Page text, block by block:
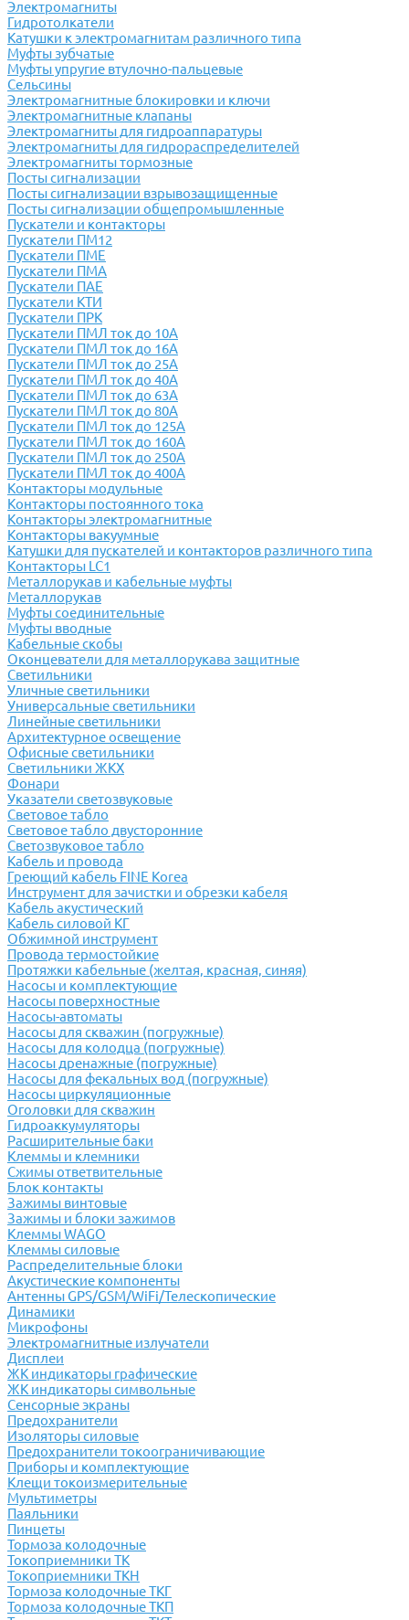
Электромагниты
Гидротолкатели
Катушки к электромагнитам различного типа
Муфты зубчатые
Муфты упругие втулочно-пальцевые
Сельсины
Электромагнитные блокировки и ключи
Электромагнитные клапаны
Электромагниты для гидроаппаратуры
Электромагниты для гидрораспределителей
Электромагниты тормозные
Посты сигнализации
Посты сигнализации взрывозащищенные
Посты сигнализации общепромышленные
Пускатели и контакторы
Пускатели ПМ12
Пускатели ПМЕ
Пускатели ПМА
Пускатели ПАЕ
Пускатели КТИ
Пускатели ПРК
Пускатели ПМЛ ток до 10А
Пускатели ПМЛ ток до 16А
Пускатели ПМЛ ток до 25А
Пускатели ПМЛ ток до 40А
Пускатели ПМЛ ток до 63А
Пускатели ПМЛ ток до 80А
Пускатели ПМЛ ток до 125А
Пускатели ПМЛ ток до 160А
Пускатели ПМЛ ток до 250А
Пускатели ПМЛ ток до 400А
Контакторы модульные
Контакторы постоянного тока
Контакторы электромагнитные
Контакторы вакуумные
Катушки для пускателей и контакторов различного типа
Контакторы LC1
Металлорукав и кабельные муфты
Металлорукав
Муфты соединительные
Муфты вводные
Кабельные скобы
Оконцеватели для металлорукава защитные
Светильники
Уличные светильники
Универсальные светильники
Линейные светильники
Архитектурное освещение
Офисные светильники
Светильники ЖКХ
Фонари
Указатели светозвуковые
Световое табло
Световое табло двусторонние
Светозвуковое табло
Кабель и провода
Греющий кабель FINE Korea
Инструмент для зачистки и обрезки кабеля
Кабель акустический
Кабель силовой КГ
Обжимной инструмент
Провода термостойкие
Протяжки кабельные (желтая, красная, синяя)
Насосы и комплектующие
Насосы поверхностные
Насосы-автоматы
Насосы для скважин (погружные)
Насосы для колодца (погружные)
Насосы дренажные (погружные)
Насосы для фекальных вод (погружные)
Насосы циркуляционные
Оголовки для скважин
Гидроаккумуляторы
Расширительные баки
Клеммы и клемники
Cжимы ответвительные
Блок контакты
Зажимы винтовые
Зажимы и блоки зажимов
Клеммы WAGO
Клеммы силовые
Распределительные блоки
Акустические компоненты
Антенны GPS/GSM/WiFi/Телескопические
Динамики
Микрофоны
Электромагнитные излучатели
Дисплеи
ЖК индикаторы графические
ЖК индикаторы символьные
Сенсорные экраны
Предохранители
Изоляторы силовые
Предохранители токоограничивающие
Приборы и комплектующие
Клещи токоизмерительные
Мультиметры
Паяльники
Пинцеты
Тормоза колодочные
Токоприемники ТК
Токоприемники ТКН
Тормоза колодочные ТКГ
Тормоза колодочные ТКП